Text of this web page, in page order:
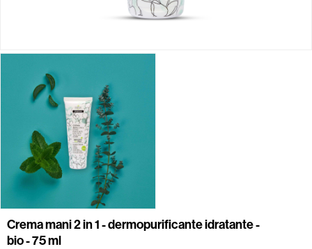
Crema mani 2 in 1 - dermopurificante idratante -
bio - 75 ml